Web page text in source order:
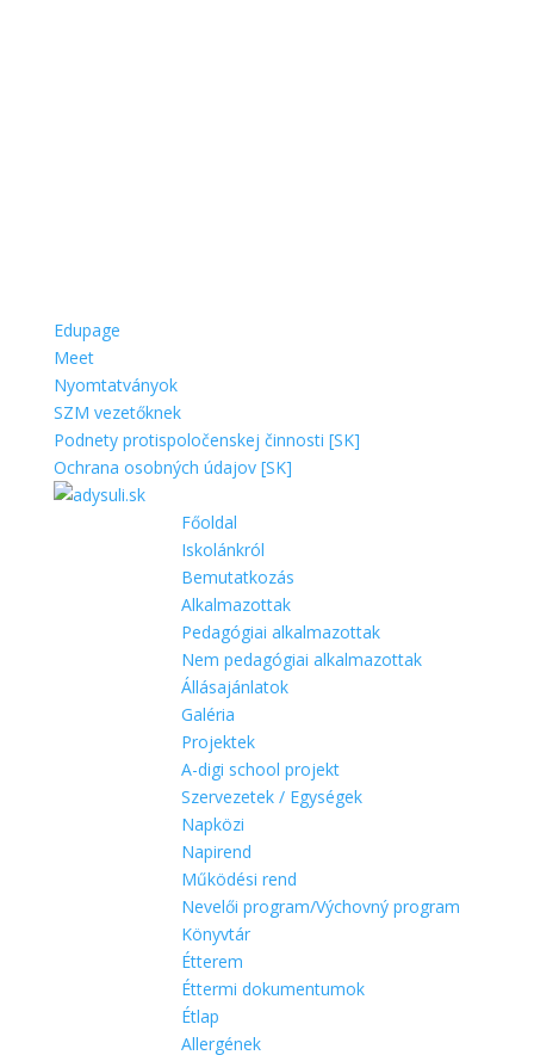
Edupage
Meet
Nyomtatványok
SZM vezetőknek
Podnety protispoločenskej činnosti [SK]
Ochrana osobných údajov [SK]
Főoldal
Iskolánkról
Bemutatkozás
Alkalmazottak
Pedagógiai alkalmazottak
Nem pedagógiai alkalmazottak
Állásajánlatok
Galéria
Projektek
A-digi school projekt
Szervezetek / Egységek
Napközi
Napirend
Működési rend
Nevelői program/Výchovný program
Könyvtár
Étterem
Éttermi dokumentumok
Étlap
Allergének